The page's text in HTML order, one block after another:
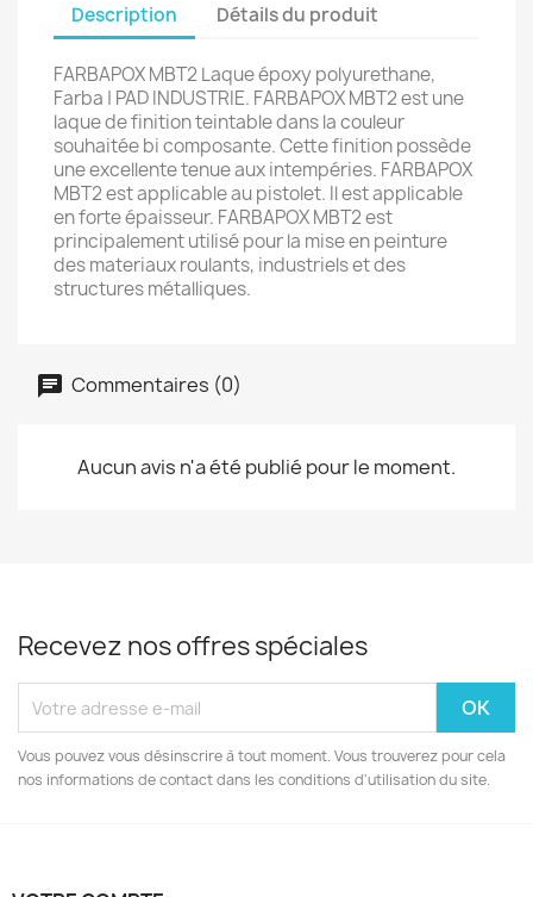
Description Détails du produit
FARBAPOX MBT2 Laque époxy polyurethane,
Farba | PAD INDUSTRIE. FARBAPOX MBT2 est une
laque de finition teintable dans la couleur
souhaitée bi composante. Cette finition possède
une excellente tenue aux intempéries. FARBAPOX
MBT2 est applicable au pistolet. Il est applicable
en forte épaisseur. FARBAPOX MBT2 est
principalement utilisé pour la mise en peinture
des materiaux roulants, industriels et des
structures métalliques.
Commentaires (0)
Aucun avis n'a été publié pour le moment.
Recevez nos offres spéciales
Vous pouvez vous désinscrire à tout moment. Vous trouverez pour cela
nos informations de contact dans les conditions d'utilisation du site.